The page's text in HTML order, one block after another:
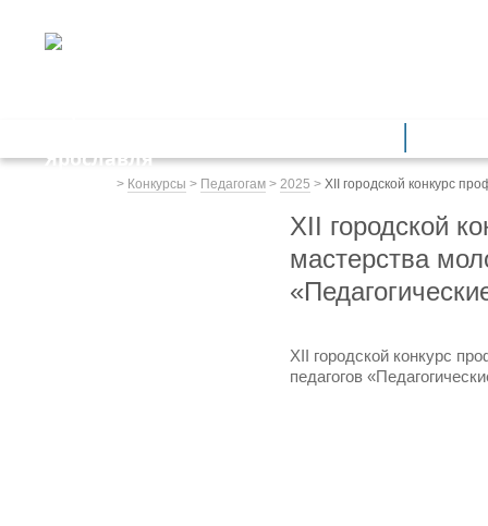
> Конкурсы > Педагогам > 2025 > XII городской конкурс
XII городской
мастерства
XII городской конкурс
педагогов